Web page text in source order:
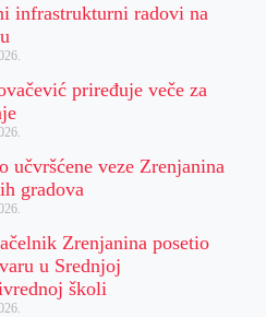
infrastrukturni radovi na
priređuje veče za
učvršćene veze Zrenjanina
gradova
Zrenjanina posetio
u Srednjoj
školi